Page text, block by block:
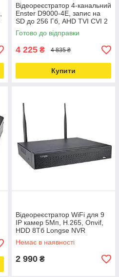
Відеореєстратор 4-канальний
Enster D9000-4E, запис на
SD до 256 Гб, AHD TVI CVI 2
Мп Love&Life -online-
multimarket-
Готово до відправки
4 225 ₴ 4 835 ₴
Купити
Відеореєстратор WiFi для 9
IP камер 5Мп, H.265, Onvif,
HDD 8Тб Longse NVR
Love&Life -online-multimarket-
Немає в наявності
2 990 ₴